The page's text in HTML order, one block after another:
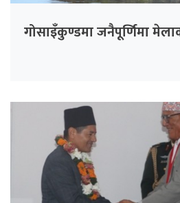
गोसाइँकुण्डमा जनैपूर्णिमा